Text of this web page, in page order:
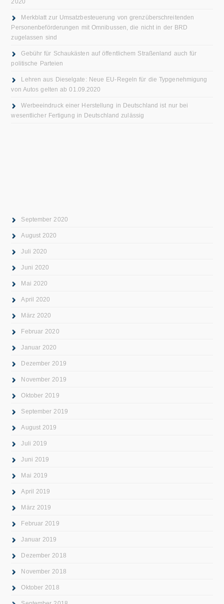
2020
Merkblatt zur Umsatzbesteuerung von grenzüberschreitenden
Personenbeförderungen mit Omnibussen, die nicht in der BRD
zugelassen sind
Gebühr für Schaukästen auf öffentlichem Straßenland auch für
politische Parteien
Lehren aus Dieselgate: Neue EU-Regeln für die Typgenehmigung
von Autos gelten ab 01.09.2020
Werbeeindruck einer Herstellung in Deutschland ist nur bei
wesentlicher Fertigung in Deutschland zulässig
September 2020
August 2020
Juli 2020
Juni 2020
Mai 2020
April 2020
März 2020
Februar 2020
Januar 2020
Dezember 2019
November 2019
Oktober 2019
September 2019
August 2019
Juli 2019
Juni 2019
Mai 2019
April 2019
März 2019
Februar 2019
Januar 2019
Dezember 2018
November 2018
Oktober 2018